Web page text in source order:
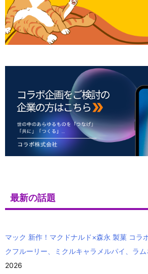
最新の話題
マック 新作！マクドナルド×森永 製菓 コラ
クフルーリー、ミクルキャラメルパイ、ラム
2026